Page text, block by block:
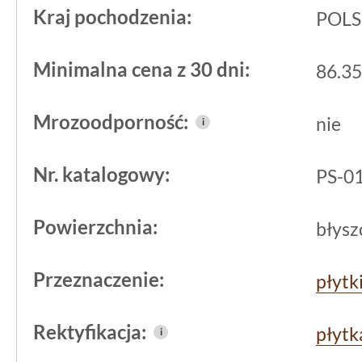
naturalny to rozwiązanie, które łączy
lekkością.
co jest ważne szczególnie w
minimalnie odstającymi płytkami,
Dlatego warto rozważyć jej
wymagających zorganizowanego,
Kraj pochodzenia:
Minimalna cena z 30 dni:
Mrozoodporność: i nie
Nr. katalogowy: PS-
Powierzchnia:
Przeznaczenie:
Rektyfikacja: i